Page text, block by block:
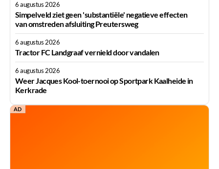
6 augustus 2026
Simpelveld ziet geen 'substantiële' negatieve effecten
van omstreden afsluiting Preutersweg
6 augustus 2026
Tractor FC Landgraaf vernield door vandalen
6 augustus 2026
Weer Jacques Kool-toernooi op Sportpark Kaalheide in
Kerkrade
AD